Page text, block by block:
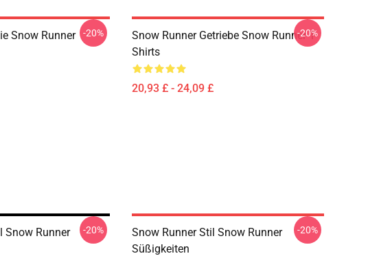
Snow Runner
-20%
Snow Runner Getriebe Snow Runner T-
Shirts
20,93 £ - 24,09 £
-20%
Snow Runner
-20%
Snow Runner Stil Snow Runner
Süßigkeiten
-20%